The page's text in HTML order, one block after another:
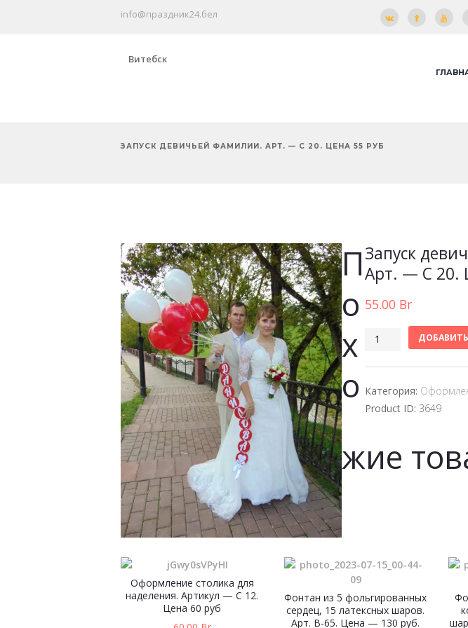
info@праздник24.бел
Витебск
ЗАПУСК ДЕВИЧЬЕЙ ФАМИЛИИ. АРТ. — С 20. ЦЕНА 55 РУБ
Запуск
Арт. — С 20.
55.00 Br
Категория:
Product ID: 3649
П
о
х
о
жие
Оформление столика для
наделения. Артикул — С 12.
Цена 60 руб
Фонтан из 5 фольгированных
сердец, 15 латексных шаров.
Арт. В-65. Цена — 130 руб.